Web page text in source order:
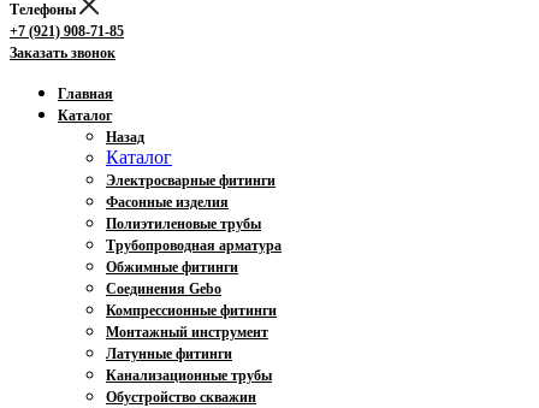
Телефоны
+7 (921) 908-71-85
Заказать звонок
Главная
Каталог
Назад
Каталог
Электросварные фитинги
Фасонные изделия
Полиэтиленовые трубы
Трубопроводная арматура
Обжимные фитинги
Соединения Gebo
Компрессионные фитинги
Монтажный инструмент
Латунные фитинги
Канализационные трубы
Обустройство скважин